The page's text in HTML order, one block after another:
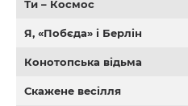
Ти – Космос
Я, «Побєда» і Берлін
Конотопська відьма
Скажене весілля